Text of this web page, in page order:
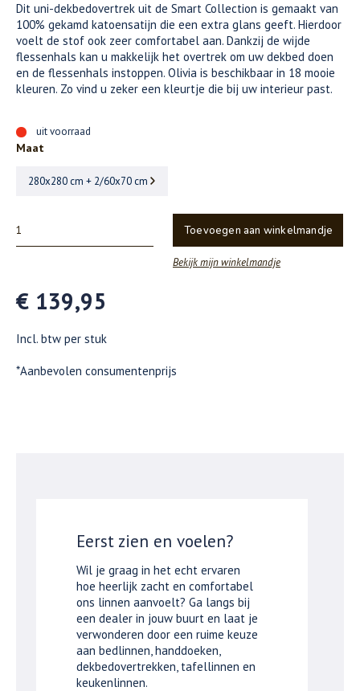
Dit uni-dekbedovertrek uit de Smart Collection is gemaakt van
100% gekamd katoensatijn die een extra glans geeft. Hierdoor
voelt de stof ook zeer comfortabel aan. Dankzij de wijde
flessenhals kan u makkelijk het overtrek om uw dekbed doen
en de flessenhals instoppen. Olivia is beschikbaar in 18 mooie
kleuren. Zo vind u zeker een kleurtje die bij uw interieur past.
uit voorraad
Maat
280x280 cm + 2/60x70 cm
Toevoegen aan winkelmandje
Bekijk mijn winkelmandje
€ 139,95
Incl. btw per stuk
*Aanbevolen consumentenprijs
Eerst zien en voelen?
Wil je graag in het echt ervaren
hoe heerlijk zacht en comfortabel
ons linnen aanvoelt? Ga langs bij
een dealer in jouw buurt en laat je
verwonderen door een ruime keuze
aan bedlinnen, handdoeken,
dekbedovertrekken, tafellinnen en
keukenlinnen.